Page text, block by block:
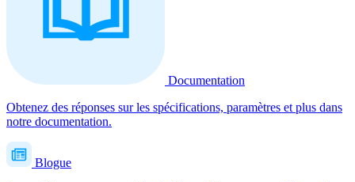
Documentation
Obtenez des réponses sur les spécifications, paramètres et plus dans
notre documentation.
Blogue